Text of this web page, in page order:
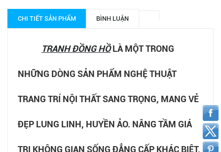
CHI TIẾT SẢN PHẨM BÌNH LUẬN
TRANH ĐỒNG HỒLÀ MỘT TRONG
NHỮNG DÒNG SẢN PHẨM NGHỆ THUẬT
TRANG TRÍ NỘI THẤT SANG TRỌNG, MANG VẺ
ĐẸP LUNG LINH, HUYỀN ẢO. NÂNG TẦM GIÁ
TRỊ KHÔNG GIAN SỐNG ĐẲNG CẤP KHÁC BIỆT.